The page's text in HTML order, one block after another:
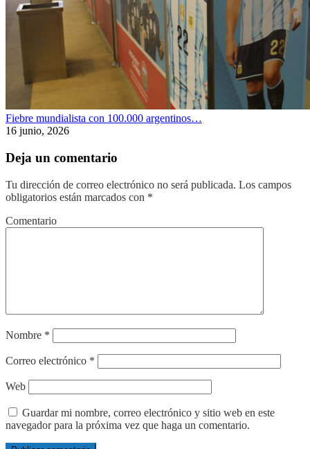
Fiebre mundialista con 100.000 argentinos…
16 junio, 2026
Deja un comentario
Tu dirección de correo electrónico no será publicada. Los campos
obligatorios están marcados con *
Comentario
Nombre *
Correo electrónico *
Web
Guardar mi nombre, correo electrónico y sitio web en este
navegador para la próxima vez que haga un comentario.